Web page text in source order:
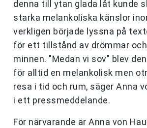
denna till ytan glada låt kunde
starka melankoliska känslor
verkligen började lyssna på
för ett tillstånd av drömmar och
minnen. "Medan vi sov" blev
för alltid en melankolisk men
resa i tid och rum, säger Anna
i ett pressmeddelande.
För närvarande är Anna von